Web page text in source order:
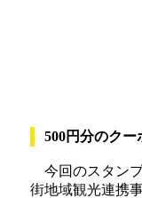
500円分のクー
今回のスタン
街地域観光連携